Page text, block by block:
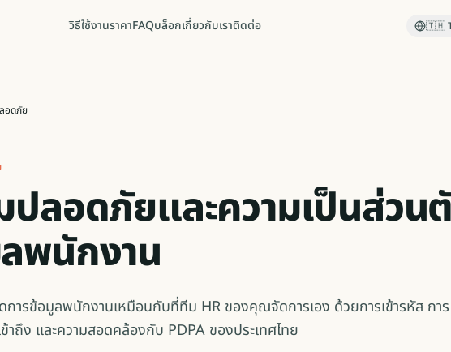
วิธีใช้งานราคาFAQบล็อกเกี่ยวกับเราติดต่อ 🇹🇭
อดภัย
ปลอดภัยและความเป็นส่วน
พนักงาน
ารข้อมูลพนักงานเหมือนกับที่ทีม HR ของคุณจัดการเอง ด้วยการเข้ารหัส การ
าถึง และความสอดคล้องกับ PDPA ของประเทศไทย